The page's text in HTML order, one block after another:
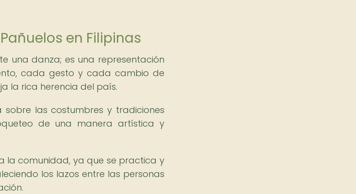
en Filipinas
una danza; es una representación
cada gesto y cada cambio de
la rica herencia del país.
las costumbres y tradiciones
de una manera artística y
la comunidad, ya que se practica y
los lazos entre las personas